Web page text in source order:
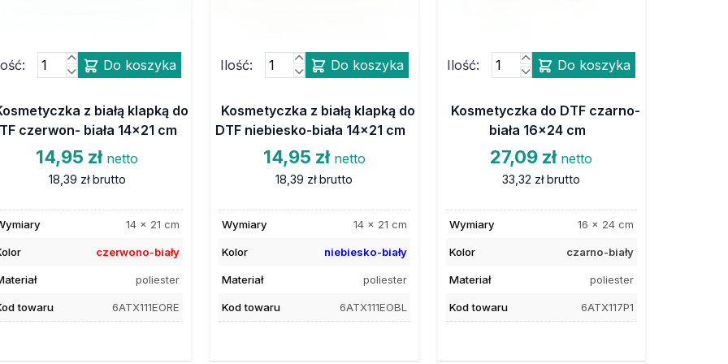
Do koszyka
z białą klapką do
czerwon- biała 14x21 cm
14,95 zł netto
18,39 zł brutto
14 x 21 cm
czerwono-biały
poliester
towaru 6ATX111EORE
Ilość: Do koszyka
Kosmetyczka z białą klapką do
DTF niebiesko-biała 14x21 cm
14,95 zł netto
18,39 zł brutto
Wymiary 14 x 21 cm
Kolor niebiesko-biały
Materiał poliester
Kod towaru 6ATX111EOBL
Ilość: Do koszyka
Kosmetyczka do DTF czarno-
biała 16x24 cm
27,09 zł netto
33,32 zł brutto
Wymiary 16 x 24 cm
Kolor czarno-biały
Materiał poliester
Kod towaru 6ATX117P1